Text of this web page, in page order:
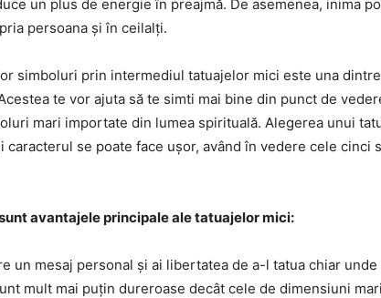
un plus de energie în preajmă. De asemenea, inima
persoana și în ceilalți.
simboluri prin intermediul tatuajelor mici este una
te vor ajuta să te simti mai bine din punct de
mari importate din lumea spirituală. Alegerea unui
caracterul se poate face ușor, având în vedere cele cinci
avantajele principale ale tatuajelor mici:
un mesaj personal și ai libertatea de a-l tatua chiar unde
mult mai puțin dureroase decât cele de dimensiuni